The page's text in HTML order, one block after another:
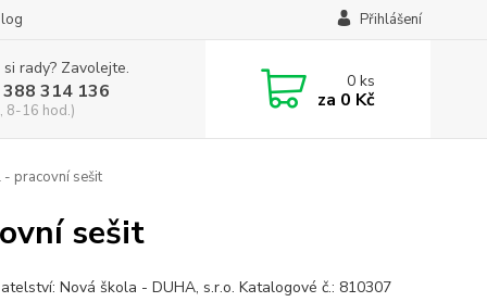
Přihlášení
rady? Zavolejte.
314 136
8-16 hod.)
0ks
za 0 Kč
pracovní sešit
sešit
Nová škola - DUHA, s.r.o. Katalogové č.: 810307